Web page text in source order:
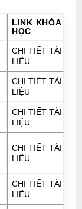
LINK KHÓA
HỌC
CHI TIẾT TÀI
LIỆU
CHI TIẾT TÀI
LIỆU
CHI TIẾT TÀI
LIỆU
CHI TIẾT TÀI
LIỆU
CHI TIẾT TÀI
LIỆU